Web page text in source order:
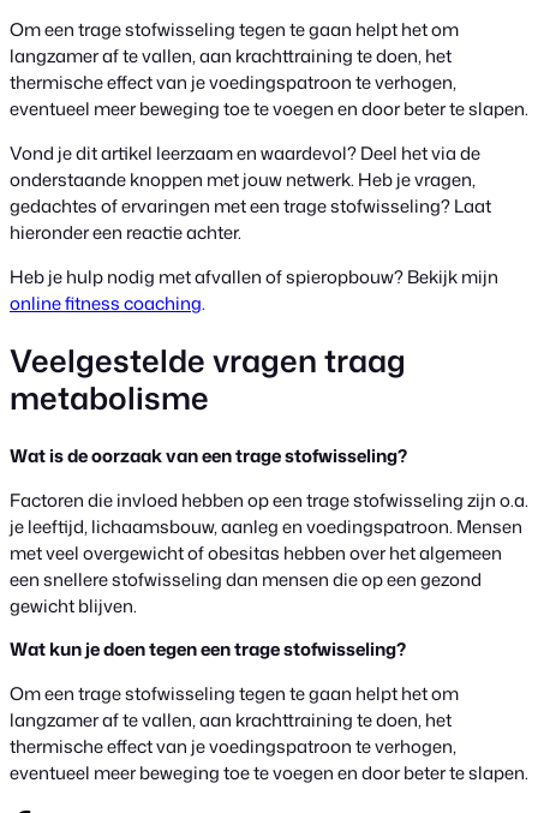
Om een trage stofwisseling tegen te gaan helpt het om
langzamer af te vallen, aan krachttraining te doen, het
thermische effect van je voedingspatroon te verhogen,
eventueel meer beweging toe te voegen en door beter te slapen.
Vond je dit artikel leerzaam en waardevol? Deel het via de
onderstaande knoppen met jouw netwerk. Heb je vragen,
gedachtes of ervaringen met een trage stofwisseling? Laat
hieronder een reactie achter.
Heb je hulp nodig met afvallen of spieropbouw? Bekijk mijn
online fitness coaching.
Veelgestelde vragen traag
metabolisme
Wat is de oorzaak van een trage stofwisseling?
Factoren die invloed hebben op een trage stofwisseling zijn o.a.
je leeftijd, lichaamsbouw, aanleg en voedingspatroon. Mensen
met veel overgewicht of obesitas hebben over het algemeen
een snellere stofwisseling dan mensen die op een gezond
gewicht blijven.
Wat kun je doen tegen een trage stofwisseling?
Om een trage stofwisseling tegen te gaan helpt het om
langzamer af te vallen, aan krachttraining te doen, het
thermische effect van je voedingspatroon te verhogen,
eventueel meer beweging toe te voegen en door beter te slapen.